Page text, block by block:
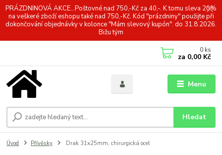
PRÁZDNINOVÁ AKCE...Poštovné nad 750,-Kč za 40,-. K tomu sleva 20%
na veškeré zboží eshopu také nad 750,-Kč. Kód "prázdniny" použijte při
dokončování objednávky v kolonce "Mám slevový kupón". do 31.8.2026.
Bižu tým
Menu
Hledat
0 ks
za 0,00 Kč
Úvod Přívěsky Drak 31x25mm, chirurgická ocel